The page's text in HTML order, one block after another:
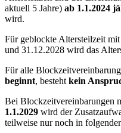
aktuell 5 Jahre) ab 1.1.2024
wird.
Für geblockte Altersteilzeit
und 31.12.2028 wird das
Für alle
beginnt, besteht kein
Bei Blockzeitvereinbarungen
1.1.2029 wird der
teilweise nur noch in